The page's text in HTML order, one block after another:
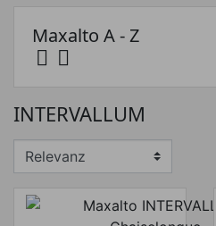
Preis von Preis bis
Maxalto A - Z
 
INTERVALLUM